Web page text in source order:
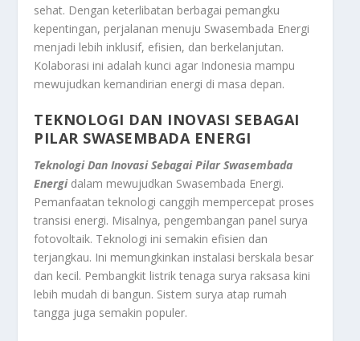
sehat. Dengan keterlibatan berbagai pemangku
kepentingan, perjalanan menuju Swasembada Energi
menjadi lebih inklusif, efisien, dan berkelanjutan.
Kolaborasi ini adalah kunci agar Indonesia mampu
mewujudkan kemandirian energi di masa depan.
TEKNOLOGI DAN INOVASI SEBAGAI
PILAR SWASEMBADA ENERGI
Teknologi Dan Inovasi Sebagai Pilar Swasembada
Energi dalam mewujudkan Swasembada Energi.
Pemanfaatan teknologi canggih mempercepat proses
transisi energi. Misalnya, pengembangan panel surya
fotovoltaik. Teknologi ini semakin efisien dan
terjangkau. Ini memungkinkan instalasi berskala besar
dan kecil. Pembangkit listrik tenaga surya raksasa kini
lebih mudah di bangun. Sistem surya atap rumah
tangga juga semakin populer.